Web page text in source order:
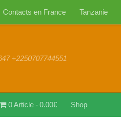
Contacts en France Tanzanie
+2250707744551
0 Article 0.00€ Shop